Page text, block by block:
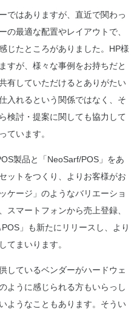
ではありますが、直近で関わっ
の最適な配置やレイアウトで、
じたところがありました。HP様
すが、様々な事例をお持ちだと
有していただけるとありがたい
入れるという関係ではなく、そ
検討・提案に関しても協力して
ています。
製品と「NeoSarf/POS」をあ
ットをつくり、よりお客様がお
ケージ」のようなバリエーショ
スマートフォンから売上登録、
」も新たにリリースし、より
てまいります。
しているベンダーがハードウェ
ように感じられる方もいらっし
ようなこともあります。そうい